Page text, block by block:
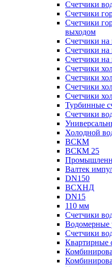
Счетчики
Счетчики
Счетчики
выходом
Счетчики
Счетчики
Счетчики
Счетчики
Счетчики
Счетчики
Счетчики
Турбинные
Счетчики
Холодной
ВСКМ
ВСКМ 25
Валтек
DN150
ВСХНД
DN15
110 мм
Счетчики
Водомерные
Счетчики
Квартирные